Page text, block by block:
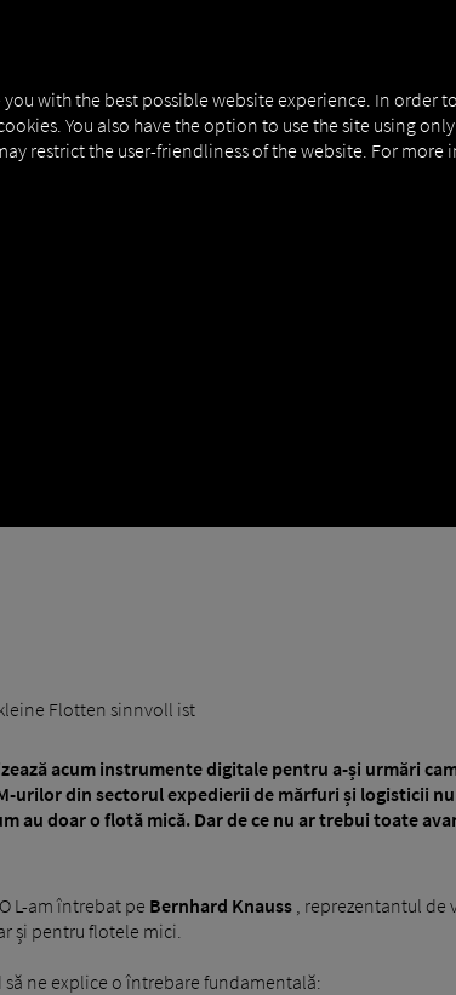
| IMM-URI
are sens chiar și pentru flotele mici
Flotten sinnvoll ist
acum instrumente digitale pentru a-și urmări
urilor din sectorul expedierii de mărfuri și logisticii
au doar o flotă mică. Dar de ce nu ar trebui toate
L-am întrebat pe Bernhard Knauss , reprezentantul
și pentru flotele mici.
ne explice o întrebare fundamentală:
with the best possible website experience. In order
You also have the option to use the site using
restrict the user-friendliness of the website. For